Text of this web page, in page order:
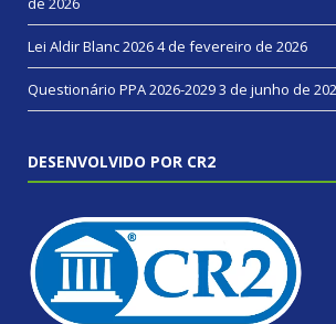
Lei Aldir Blanc 20264 de fevereiro de 2026
Questionário PPA 2026-20293 de junho de
DESENVOLVIDO POR CR2